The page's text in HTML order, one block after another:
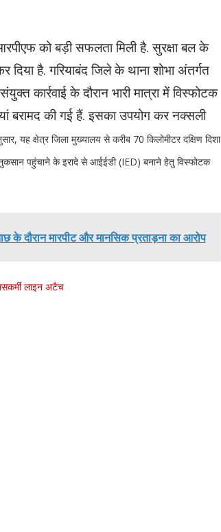
को बड़ी सफलता मिली है. सुरक्षा बल के
है. गरियाबंद जिले के थाना शोभा अंतर्गत
कार्रवाई के दौरान भारी मात्रा में विस्फोटक
बरामद की गई हैं. इसका उपयोग कर नक्सली
यह क्षेत्र जिला मुख्यालय से करीब 70 किलोमीटर दक्षिण दिशा
नुकसान पहुंचाने के इरादे से आईईडी (IED) बनाने हेतु विस्फोटक
के दौरान मारपीट और मानसिक प्रताड़ना का आरोप
लाइन अटैच